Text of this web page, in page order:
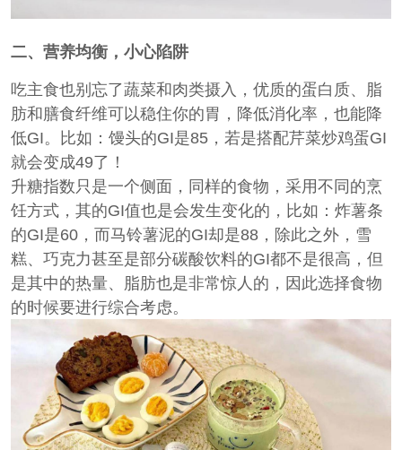
二、营养均衡，小心陷阱
吃主食也别忘了蔬菜和肉类摄入，优质的蛋白质、脂
肪和膳食纤维可以稳住你的胃，降低消化率，也能降
低GI。比如：馒头的GI是85，若是搭配芹菜炒鸡蛋GI
就会变成49了！
升糖指数只是一个侧面，同样的食物，采用不同的烹
饪方式，其的GI值也是会发生变化的，比如：炸薯条
的GI是60，而马铃薯泥的GI却是88，除此之外，雪
糕、巧克力甚至是部分碳酸饮料的GI都不是很高，但
是其中的热量、脂肪也是非常惊人的，因此选择食物
的时候要进行综合考虑。